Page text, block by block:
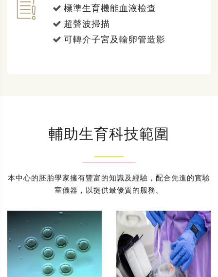
標準生育機能血液檢查
超聲波掃描
可轉介子宮及輸卵管造影
輔助生育科技範圍
本中心的胚胎學家擁有豐富的知識及經驗，配合先進的實驗
室儀器，以提供最優質的服務。